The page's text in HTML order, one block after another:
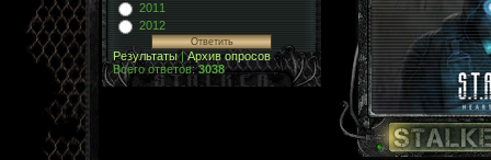
2011
2012
Результаты|Архив опросов
Всего ответов:3038